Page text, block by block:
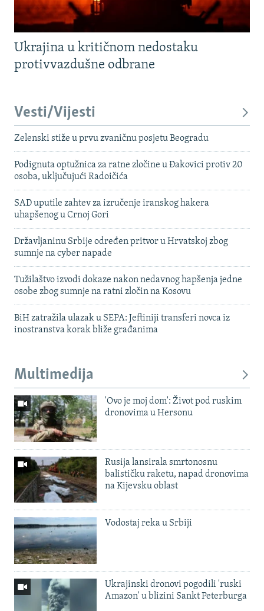
Ukrajina u kritičnom nedostaku
protivvazdušne odbrane
Vesti/Vijesti
Zelenski stiže u prvu zvaničnu posjetu Beogradu
Podignuta optužnica za ratne zločine u Đakovici protiv 20
osoba, uključujući Radoičića
SAD uputile zahtev za izručenje iranskog hakera
uhapšenog u Crnoj Gori
Državljaninu Srbije određen pritvor u Hrvatskoj zbog
sumnje na cyber napade
Tužilaštvo izvodi dokaze nakon nedavnog hapšenja jedne
osobe zbog sumnje na ratni zločin na Kosovu
BiH zatražila ulazak u SEPA: Jeftiniji transferi novca iz
inostranstva korak bliže građanima
Multimedija
'Ovo je moj dom': Život pod ruskim
dronovima u Hersonu
Rusija lansirala smrtonosnu
balističku raketu, napad dronovima
na Kijevsku oblast
Vodostaj reka u Srbiji
Ukrajinski dronovi pogodili 'ruski
Amazon' u blizini Sankt Peterburga